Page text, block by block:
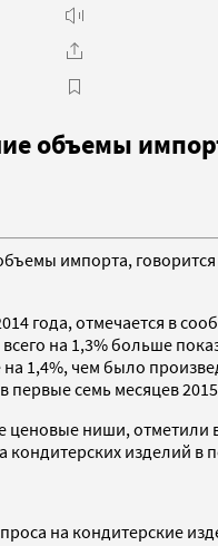
объемы
импорта,
года, отмечается в
на 1,3% больше
1,4%, чем было
семь месяцев 2015
ниши,
изделий
на кондитерские